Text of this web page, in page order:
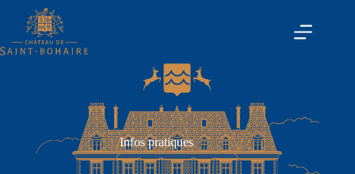
Infos pratiques